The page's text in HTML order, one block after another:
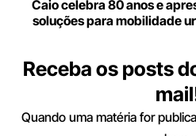
Caio celebra 80 anos e
soluções para mobilidade
Receba os posts
Quando uma matéria for